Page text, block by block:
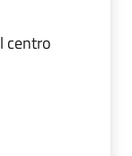
centro